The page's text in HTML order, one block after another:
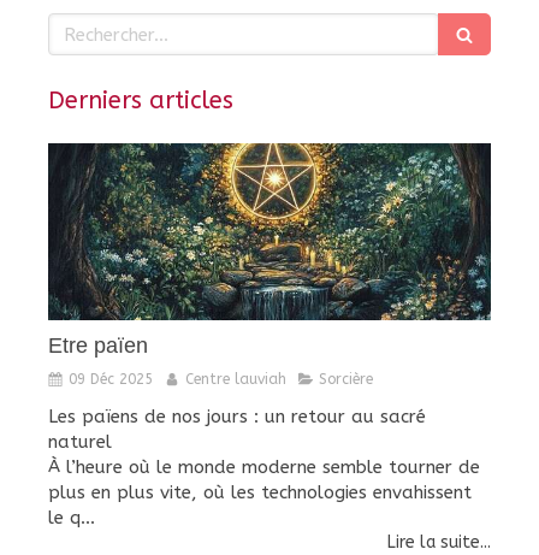
Rechercher
Derniers articles
Etre païen
09 Déc 2025 Centre lauviah Sorcière
Les païens de nos jours : un retour au sacré
naturel
À l’heure où le monde moderne semble tourner de
plus en plus vite, où les technologies envahissent
le q...
Lire la suite...